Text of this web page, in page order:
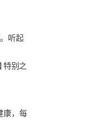
听起
特别之
康，每